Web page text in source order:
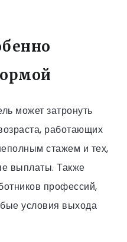
может затронуть
работающих
стажем и тех,
выплаты. Также
профессий,
условия выхода